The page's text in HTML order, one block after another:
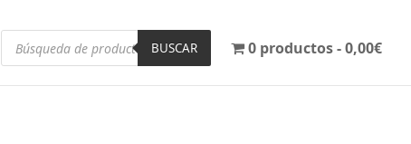
Búsqueda
productos
BUSCAR 0 productos 0,00€